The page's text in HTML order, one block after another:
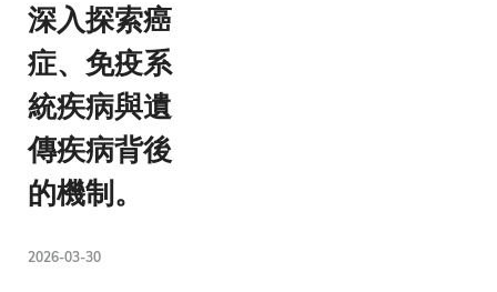
深入探索癌
症、免疫系
統疾病與遺
傳疾病背後
的機制。
2026-03-30